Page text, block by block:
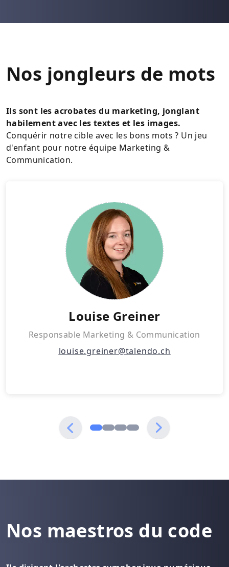
Nos jongleurs de mots
Ils sont les acrobates du marketing, jonglant
habilement avec les textes et les images.
Conquérir notre cible avec les bons mots ? Un jeu
d'enfant pour notre équipe Marketing &
Communication.
Louise Greiner
Responsable Marketing & Communication
louise.greiner@talendo.ch
Nos maestros du code